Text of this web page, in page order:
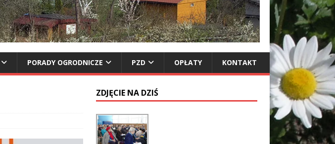
PORADY OGRODNICZE PZD OPŁATY KONTAKT
ZDJĘCIE NA DZIŚ